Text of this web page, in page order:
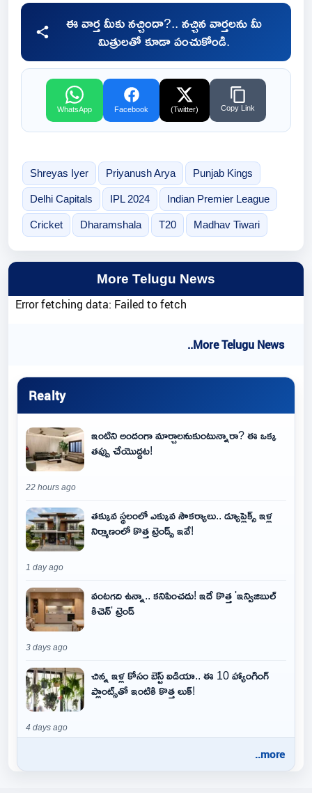
ఈ వార్త మీకు నచ్చిందా?.. నచ్చిన వార్తలను మీ
మిత్రులతో కూడా పంచుకోండి.
WhatsApp Facebook (Twitter) Copy Link
Shreyas Iyer Priyanush Arya Punjab Kings
Delhi Capitals IPL 2024 Indian Premier League
Cricket Dharamshala T20 Madhav Tiwari
More Telugu News
Error fetching data: Failed to fetch
..More Telugu News
Realty
ఇంటిని అందంగా మార్చాలనుకుంటున్నారా? ఈ ఒక్క
తప్పు చేయొద్దట!
22 hours ago
తక్కువ స్థలంలో ఎక్కువ సౌకర్యాలు.. డ్యూప్లెక్స్ ఇళ్ల
నిర్మాణంలో కొత్త ట్రెండ్స్ ఇవే!
1 day ago
వంటగది ఉన్నా.. కనిపించదు! ఇదే కొత్త 'ఇన్విజిబుల్
కిచెన్' ట్రెండ్
3 days ago
చిన్న ఇళ్ల కోసం బెస్ట్ ఐడియా.. ఈ 10 హ్యాంగింగ్
ప్లాంట్స్‌తో ఇంటికి కొత్త లుక్!
4 days ago
..more